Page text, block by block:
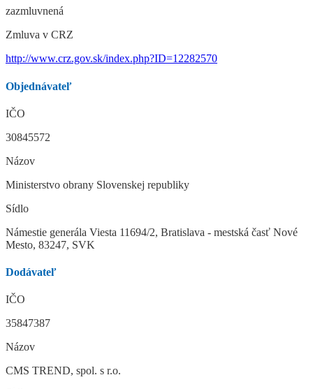
zazmluvnená
Zmluva v CRZ
http://www.crz.gov.sk/index.php?ID=12282570
Objednávateľ
IČO
30845572
Názov
Ministerstvo obrany Slovenskej republiky
Sídlo
Námestie generála Viesta 11694/2, Bratislava - mestská časť Nové
Mesto, 83247, SVK
Dodávateľ
IČO
35847387
Názov
CMS TREND, spol. s r.o.